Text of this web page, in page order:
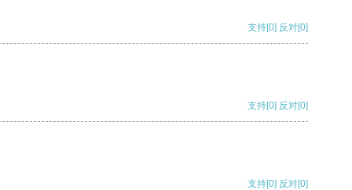
支持[0] 反对[0]
支持[0] 反对[0]
支持[0] 反对[0]